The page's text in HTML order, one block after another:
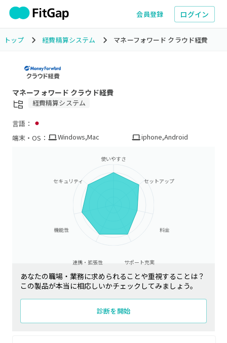
会員登録 ログイン
トップ 経費精算システム マネーフォワード クラウド経費
マネーフォワード クラウド経費
経費精算システム
言語：
端末・OS：
Windows,Mac iphone,Android
使いやすさ
セットアップ
料金
サポート充実
連携・拡張性
機能性
セキュリティ
あなたの職場・業務に求められることや重視することは？
この製品が本当に相応しいかチェックしてみましょう。
診断を開始